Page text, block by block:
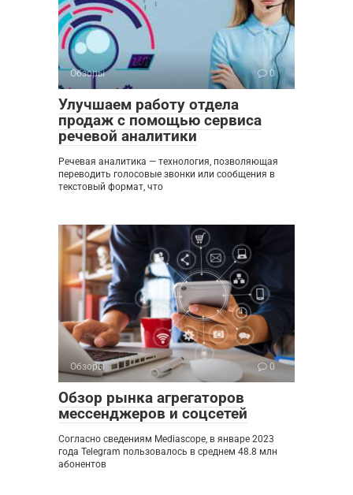
Обзоры 0
Улучшаем работу отдела
продаж с помощью сервиса
речевой аналитики
Речевая аналитика — технология, позволяющая
переводить голосовые звонки или сообщения в
текстовый формат, что
Обзоры 0
Обзор рынка агрегаторов
мессенджеров и соцсетей
Согласно сведениям Mediascope, в январе 2023
года Telegram пользовалось в среднем 48.8 млн
абонентов